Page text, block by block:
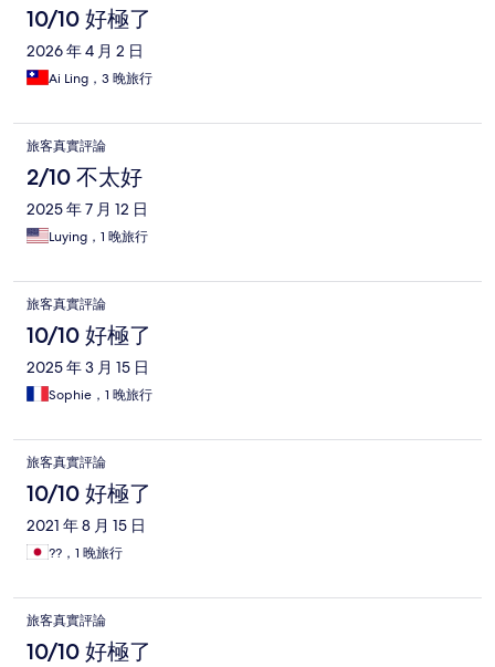
10/10 好極了
2026 年 4 月 2 日
Ai Ling，3 晚旅行
旅客真實評論
2/10 不太好
2025 年 7 月 12 日
Luying，1 晚旅行
旅客真實評論
10/10 好極了
2025 年 3 月 15 日
Sophie，1 晚旅行
旅客真實評論
10/10 好極了
2021 年 8 月 15 日
??，1 晚旅行
旅客真實評論
10/10 好極了